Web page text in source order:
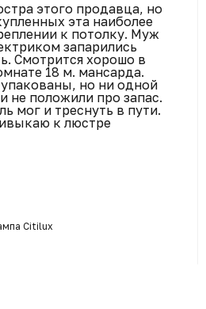
этого продавца, но
эта наиболее
к потолку. Муж
запарились
Смотрится хорошо в
18 м. мансарда.
но ни одной
не положили про запас.
мог и треснуть в пути.
к люстре
Citilux